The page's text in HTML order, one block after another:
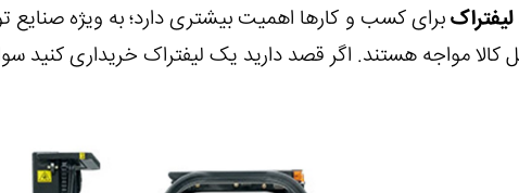
برای کسب و کارها اهمیت بیشتری دارد؛ به ویژه صنایع
کالا مواجه هستند. اگر قصد دارید یک لیفتراک خریداری کنید